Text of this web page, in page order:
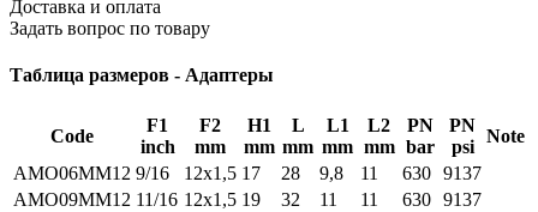
Доставка и оплата
Задать вопрос по товару
Таблица размеров - Адаптеры
Code
F1
inch
F2
mm
H1
mm
L
mm
L1
mm
L2
mm
PN
bar
PN
psi
Note
AMO06MM12 9/16 12x1,5 17 28 9,8 11 630 9137
AMO09MM12 11/16 12x1,5 19 32 11 11 630 9137